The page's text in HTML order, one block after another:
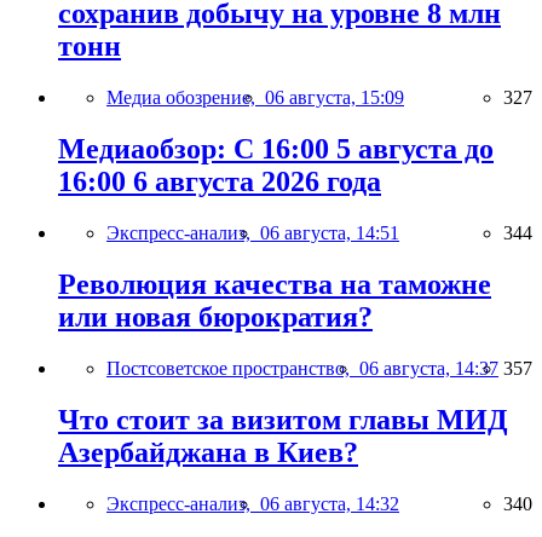
сохранив добычу на уровне 8 млн
тонн
Медиа обозрение, 06 августа, 15:09 327
Медиаобзор: С 16:00 5 августа до
16:00 6 августа 2026 года
Экспресс-анализ, 06 августа, 14:51 344
Революция качества на таможне
или новая бюрократия?
Постсоветское пространство, 06 августа, 14:37 357
Что стоит за визитом главы МИД
Азербайджана в Киев?
Экспресс-анализ, 06 августа, 14:32 340